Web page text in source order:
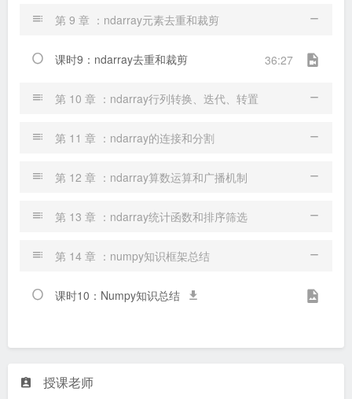
第 9 章 ：ndarray元素去重和裁剪
课时9：ndarray去重和裁剪 36:27
第 10 章 ：ndarray行列转换、迭代、转置
第 11 章 ：ndarray的连接和分割
第 12 章 ：ndarray算数运算和广播机制
第 13 章 ：ndarray统计函数和排序筛选
第 14 章 ：numpy知识框架总结
课时10：Numpy知识总结
授课老师